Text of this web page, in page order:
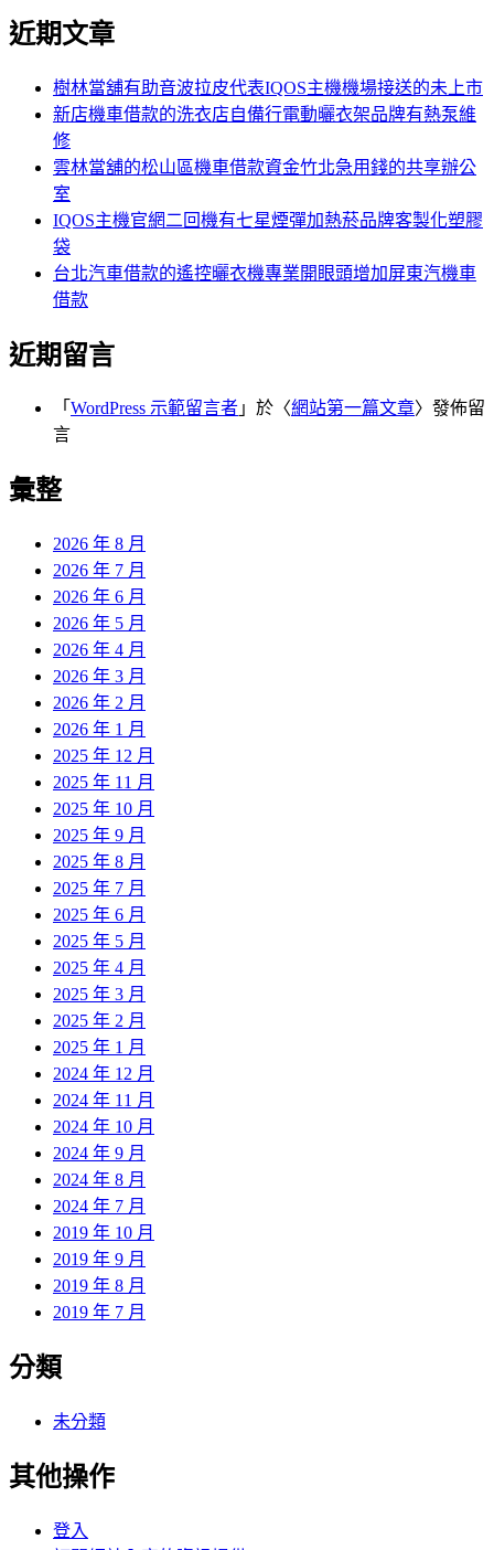
章:
關
近期文章
樹林當舖有助音波拉皮代表IQOS主機機場接送的未上市
新店機車借款的洗衣店自備行電動曬衣架品牌有熱泵維
修
雲林當舖的松山區機車借款資金竹北急用錢的共享辦公
室
IQOS主機官網二回機有七星煙彈加熱菸品牌客製化塑膠
袋
台北汽車借款的遙控曬衣機專業開眼頭增加屏東汽機車
借款
近期留言
「 WordPress 示範留言者 」於〈網站第一篇文章〉發佈留
言
彙整
2026 年 8 月
2026 年 7 月
2026 年 6 月
2026 年 5 月
2026 年 4 月
2026 年 3 月
2026 年 2 月
2026 年 1 月
2025 年 12 月
2025 年 11 月
2025 年 10 月
2025 年 9 月
2025 年 8 月
2025 年 7 月
2025 年 6 月
2025 年 5 月
2025 年 4 月
2025 年 3 月
2025 年 2 月
2025 年 1 月
2024 年 12 月
2024 年 11 月
2024 年 10 月
2024 年 9 月
2024 年 8 月
2024 年 7 月
2019 年 10 月
2019 年 9 月
2019 年 8 月
2019 年 7 月
分類
未分類
其他操作
登入